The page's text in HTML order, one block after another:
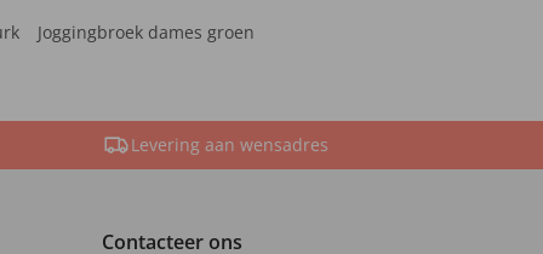
Joggingbroek dames groen
Levering aan wensadres
Contacteer ons